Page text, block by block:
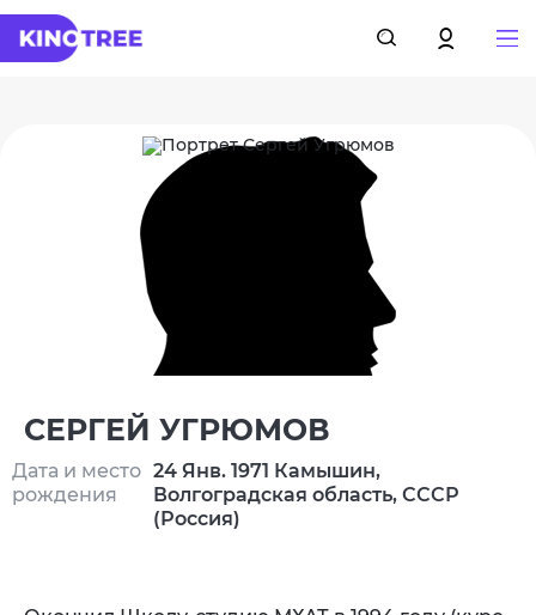
СЕРГЕЙ УГРЮМОВ
Дата и место
рождения
24 Янв. 1971 Камышин,
Волгоградская область, СССР
(Россия)